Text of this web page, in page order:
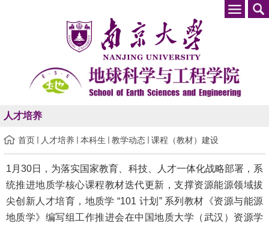
人才培养
首页 人才培养 本科生 教学动态 课程（教材）建设
1月30日，为落实国家教育、科技、人才一体化战略部署，系
统推进地质学核心课程教材迭代更新，支撑资源能源领域拔
尖创新人才培育，地质学 “101 计划” 系列教材《资源与能源
地质学》编写组工作推进会在中国地质大学（武汉）资源学